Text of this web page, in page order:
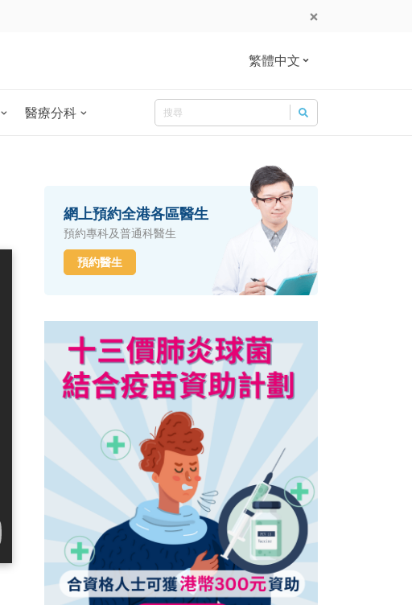
繁體中文
醫療分科
Search for:
Search
網上預約全港各區醫生
預約專科及普通科醫生
預約醫生